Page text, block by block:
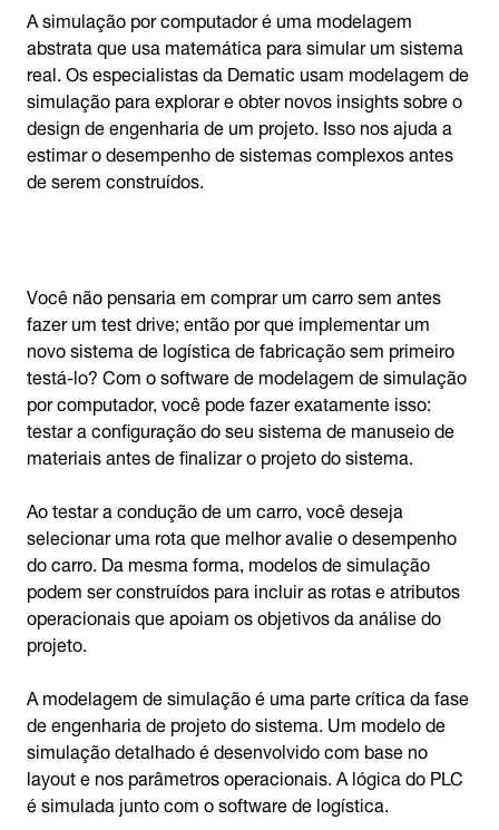
A simulação por computador é uma modelagem
abstrata que usa matemática para simular um sistema
real. Os especialistas da Dematic usam modelagem de
simulação para explorar e obter novos insights sobre o
design de engenharia de um projeto. Isso nos ajuda a
estimar o desempenho de sistemas complexos antes
de serem construídos.
Você não pensaria em comprar um carro sem antes
fazer um test drive; então por que implementar um
novo sistema de logística de fabricação sem primeiro
testá-lo? Com o software de modelagem de simulação
por computador, você pode fazer exatamente isso:
testar a configuração do seu sistema de manuseio de
materiais antes de finalizar o projeto do sistema.
Ao testar a condução de um carro, você deseja
selecionar uma rota que melhor avalie o desempenho
do carro. Da mesma forma, modelos de simulação
podem ser construídos para incluir as rotas e atributos
operacionais que apoiam os objetivos da análise do
projeto.
A modelagem de simulação é uma parte crítica da fase
de engenharia de projeto do sistema. Um modelo de
simulação detalhado é desenvolvido com base no
layout e nos parâmetros operacionais. A lógica do PLC
é simulada junto com o software de logística.